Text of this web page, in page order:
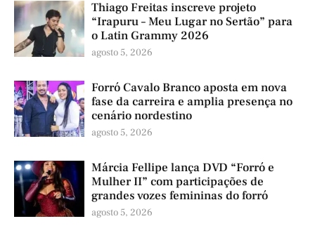
Thiago Freitas inscreve projeto
“Irapuru – Meu Lugar no Sertão” para
o Latin Grammy 2026
agosto 5, 2026
Forró Cavalo Branco aposta em nova
fase da carreira e amplia presença no
cenário nordestino
agosto 5, 2026
Márcia Fellipe lança DVD “Forró e
Mulher II” com participações de
grandes vozes femininas do forró
agosto 5, 2026